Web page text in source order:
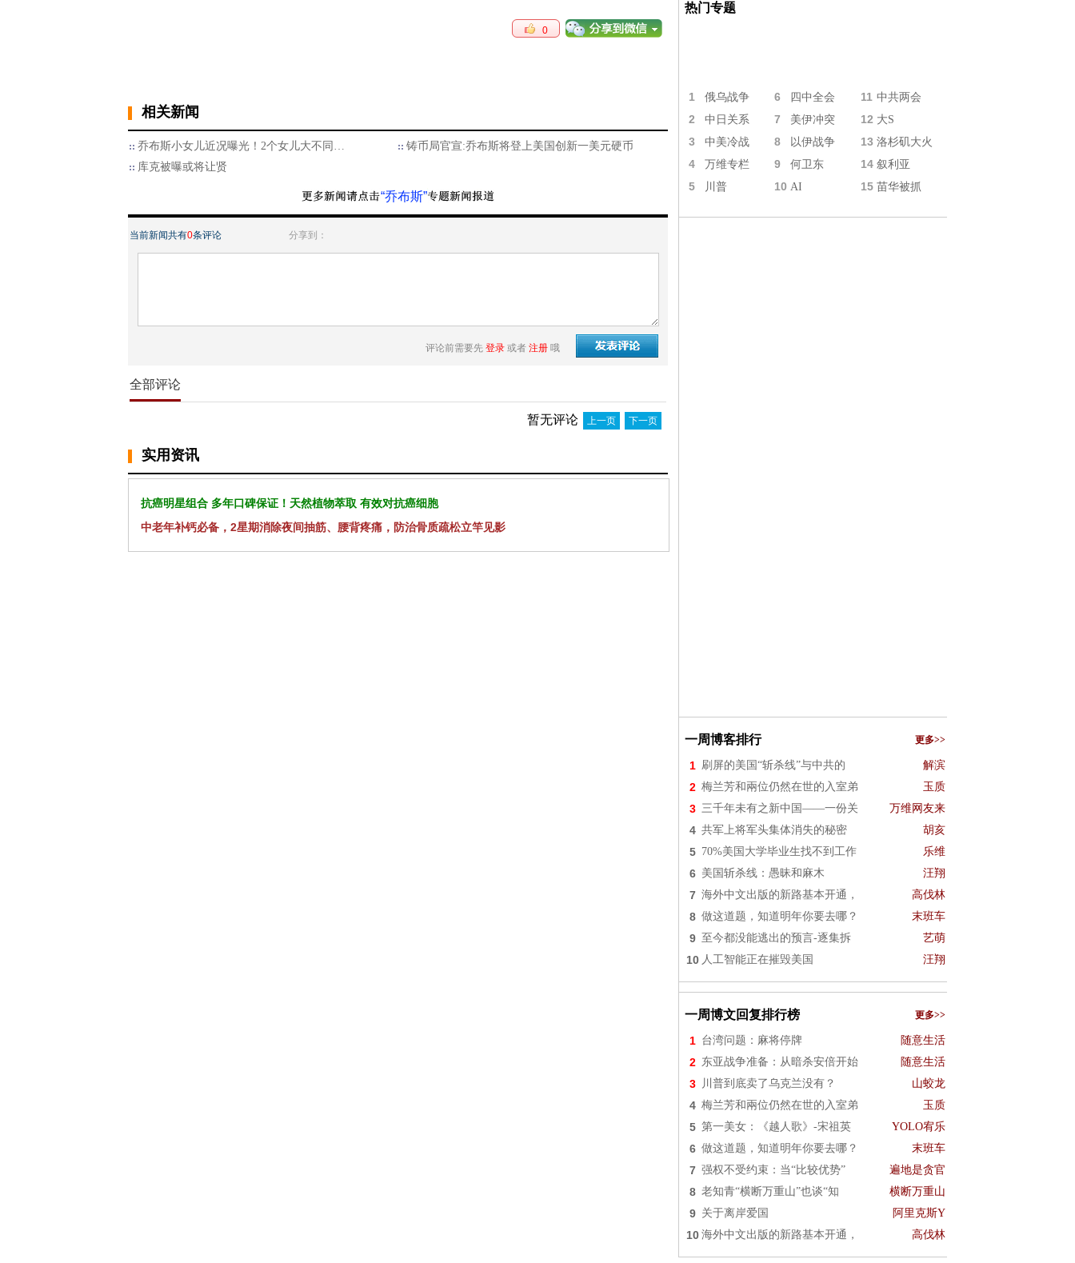
0
相关新闻
乔布斯小女儿近况曝光！2个女儿大不同…
铸币局官宣:乔布斯将登上美国创新一美元硬币
库克被曝或将让贤
“乔布斯”
当前新闻共有0条评论 分享到：
评论前需要先 登录 或者 注册 哦
全部评论
暂无评论 上一页 下一页
实用资讯
抗癌明星组合 多年口碑保证！天然植物萃取 有效对抗癌细胞
中老年补钙必备，2星期消除夜间抽筋、腰背疼痛，防治骨质疏松立竿见影
热门专题
1 俄乌战争 6 四中全会 11 中共两会
2 中日关系 7 美伊冲突 12 大S
3 中美冷战 8 以伊战争 13 洛杉矶大火
4 万维专栏 9 何卫东 14 叙利亚
5 川普 10 AI 15 苗华被抓
一周博客排行 更多>>
1 刷屏的美国“斩杀线”与中共的 解滨
2 梅兰芳和兩位仍然在世的入室弟 玉质
3 三千年未有之新中国——一份关 万维网友来
4 共军上将军头集体消失的秘密 胡亥
5 70%美国大学毕业生找不到工作 乐维
6 美国斩杀线：愚昧和麻木 汪翔
7 海外中文出版的新路基本开通， 高伐林
8 做这道题，知道明年你要去哪？ 末班车
9 至今都没能逃出的预言-逐集拆 艺萌
10 人工智能正在摧毁美国 汪翔
一周博文回复排行榜 更多>>
1 台湾问题：麻将停牌 随意生活
2 东亚战争准备：从暗杀安倍开始 随意生活
3 川普到底卖了乌克兰没有？ 山蛟龙
4 梅兰芳和兩位仍然在世的入室弟 玉质
5 第一美女：《越人歌》-宋祖英 YOLO宥乐
6 做这道题，知道明年你要去哪？ 末班车
7 强权不受约束：当“比较优势” 遍地是贪官
8 老知青“横断万重山”也谈“知 横断万重山
9 关于离岸爱国 阿里克斯Y
10 海外中文出版的新路基本开通， 高伐林